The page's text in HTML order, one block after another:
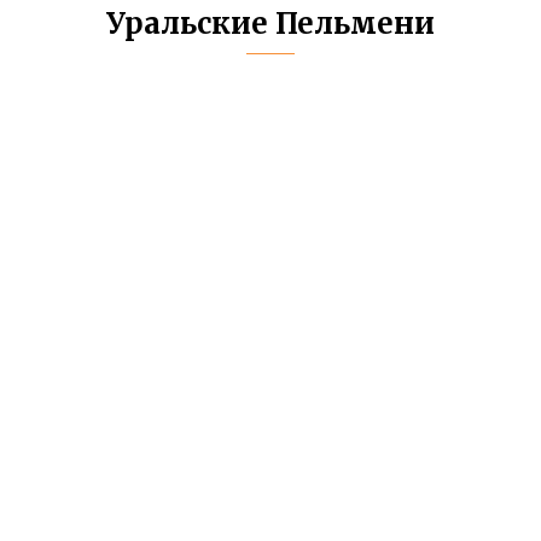
Уральские Пельмени